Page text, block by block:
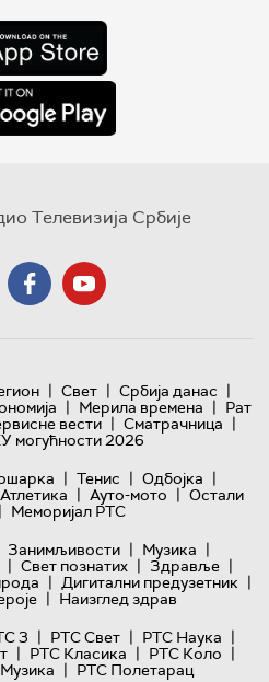
Телевизија Србије
| Свет | Србија данас |
| Мерила времена | Рат
вести | Сматрачница |
могућности 2026
| Тенис | Одбојка |
Атлетика | Ауто-мото | Остали
| Меморијал РТС
Занимљивости | Музика |
| Свет познатих | Здравље |
| Дигитални предузетник |
| Наизглед здрав
3 | РТС Свет | РТС Наука |
| РТС Класика | РТС Коло |
| РТС Полетарац